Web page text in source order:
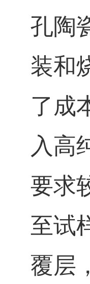
孔陶
装和
了成
入高
要求
至试
覆层